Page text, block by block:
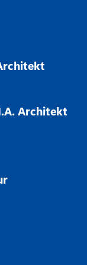
Architekt